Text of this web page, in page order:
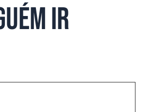
ir